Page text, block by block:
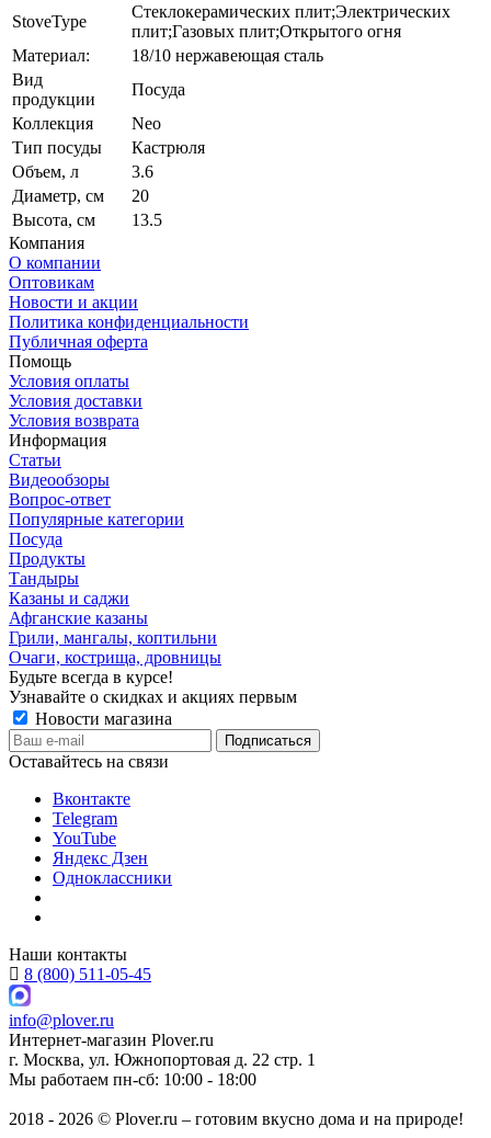
StoveType
Стеклокерамических плит;Электрических
плит;Газовых плит;Открытого огня
Материал:
18/10 нержавеющая сталь
Вид
продукции
Посуда
Коллекция
Neo
Тип посуды
Кастрюля
Объем, л
3.6
Диаметр, см
20
Высота, см
13.5
Компания
О компании
Оптовикам
Новости и акции
Политика конфиденциальности
Публичная оферта
Помощь
Условия оплаты
Условия доставки
Условия возврата
Информация
Статьи
Видеообзоры
Вопрос-ответ
Популярные категории
Посуда
Продукты
Тандыры
Казаны и саджи
Афганские казаны
Грили, мангалы, коптильни
Очаги, кострища, дровницы
Будьте всегда в курсе!
Узнавайте о скидках и акциях первым
Новости магазина
Оставайтесь на связи
Вконтакте
Telegram
YouTube
Яндекс Дзен
Одноклассники
Наши контакты
8 (800) 511-05-45
info@plover.ru
Интернет-магазин Plover.ru
г. Москва, ул. Южнопортовая д. 22 стр. 1
Мы работаем пн-сб: 10:00 - 18:00
2018 - 2026 © Plover.ru – готовим вкусно дома и на природе!